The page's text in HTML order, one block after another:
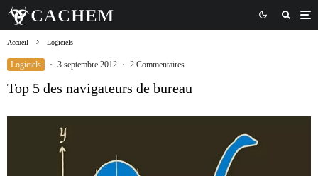
Accueil Logiciels
Logiciels · 3 septembre 2012 · 2 Commentaires
Top 5 des navigateurs de bureau